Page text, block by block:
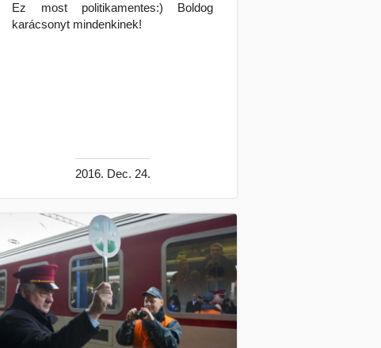
Ez most politikamentes:) Boldog
karácsonyt mindenkinek!
2016. Dec. 24.